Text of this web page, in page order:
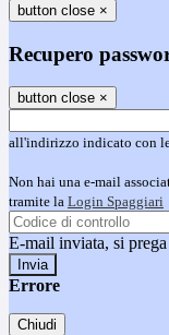
button close ×
Recupero
button close ×
all'indirizzo indicato con
Non hai una e-mail
tramite la Login Spaggiari
E-mail inviata, si
Errore
Chiudi